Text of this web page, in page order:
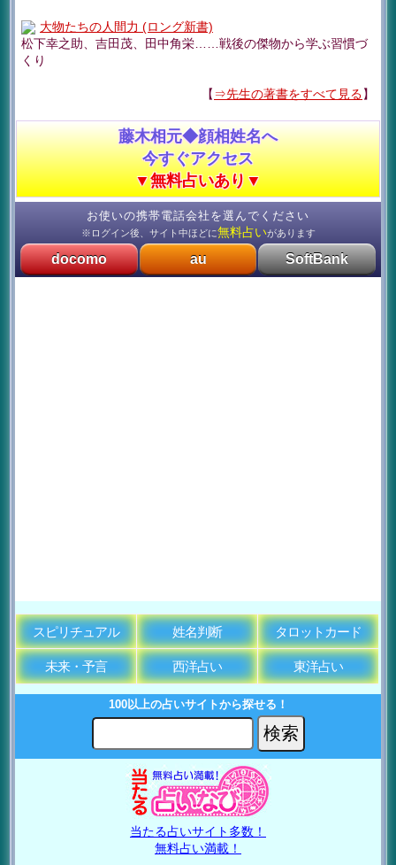
大物たちの人間力 (ロング新書)
松下幸之助、吉田茂、田中角栄……戦後の傑物から学ぶ習慣づ
くり
【 ⇒先生の著書をすべて見る】
藤木相元◆顔相姓名へ
今すぐアクセス
▼無料占いあり▼
お使いの携帯電話会社を選んでください
※ログイン後、サイト中ほどに無料占いがあります
docomo au SoftBank
スピリチュアル 姓名判断 タロットカード
未来・予言 西洋占い 東洋占い
100以上の占いサイトから探せる！
当たる占いサイト多数！
無料占い満載！